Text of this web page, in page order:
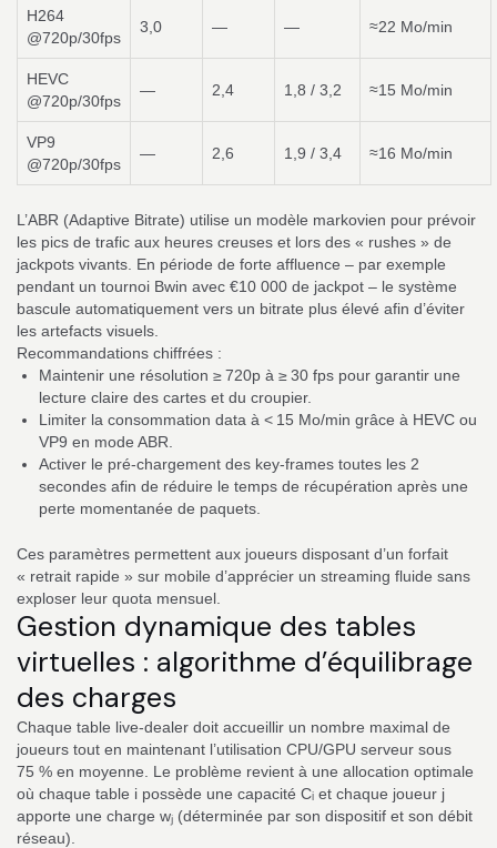
H264
@720p/30fps
3,0 — — ≈22 Mo/min
HEVC
@720p/30fps
— 2,4 1,8 / 3,2 ≈15 Mo/min
VP9
@720p/30fps
— 2,6 1,9 / 3,4 ≈16 Mo/min
L’ABR (Adaptive Bitrate) utilise un modèle markovien pour prévoir
les pics de trafic aux heures creuses et lors des « rushes » de
jackpots vivants. En période de forte affluence – par exemple
pendant un tournoi Bwin avec €10 000 de jackpot – le système
bascule automatiquement vers un bitrate plus élevé afin d’éviter
les artefacts visuels.
Recommandations chiffrées :
Maintenir une résolution ≥ 720p à ≥ 30 fps pour garantir une
lecture claire des cartes et du croupier.
Limiter la consommation data à < 15 Mo/min grâce à HEVC ou
VP9 en mode ABR.
Activer le pré‑chargement des key‑frames toutes les 2
secondes afin de réduire le temps de récupération après une
perte momentanée de paquets.
Ces paramètres permettent aux joueurs disposant d’un forfait
« retrait rapide » sur mobile d’apprécier un streaming fluide sans
exploser leur quota mensuel.
Gestion dynamique des tables
virtuelles : algorithme d’équilibrage
des charges
Chaque table live‑dealer doit accueillir un nombre maximal de
joueurs tout en maintenant l’utilisation CPU/GPU serveur sous
75 % en moyenne. Le problème revient à une allocation optimale
où chaque table i possède une capacité Cᵢ et chaque joueur j
apporte une charge wⱼ (déterminée par son dispositif et son débit
réseau).